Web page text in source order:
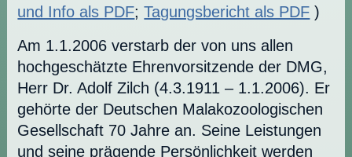
und Info als PDF;Tagungsbericht als PDF )
Am 1.1.2006 verstarb der von uns allen
hochgeschätzte Ehrenvorsitzende der DMG,
Herr Dr. Adolf Zilch (4.3.1911 – 1.1.2006). Er
gehörte der Deutschen Malakozoologischen
Gesellschaft 70 Jahre an. Seine Leistungen
und seine prägende Persönlichkeit werden